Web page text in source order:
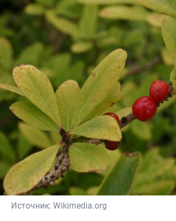
Источник: Wikimedia.org